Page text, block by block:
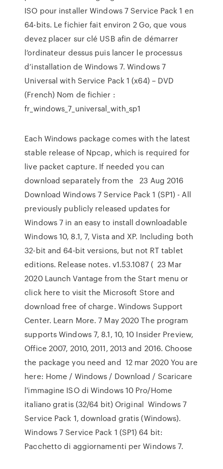
ISO pour installer Windows 7 Service Pack 1 en
64-bits. Le fichier fait environ 2 Go, que vous
devez placer sur clé USB afin de démarrer
l’ordinateur dessus puis lancer le processus
d’installation de Windows 7. Windows 7
Universal with Service Pack 1 (x64) – DVD
(French) Nom de fichier :
fr_windows_7_universal_with_sp1
Each Windows package comes with the latest
stable release of Npcap, which is required for
live packet capture. If needed you can
download separately from the 23 Aug 2016
Download Windows 7 Service Pack 1 (SP1) - All
previously publicly released updates for
Windows 7 in an easy to install downloadable
Windows 10, 8.1, 7, Vista and XP. Including both
32-bit and 64-bit versions, but not RT tablet
editions. Release notes. v1.53.1087 ( 23 Mar
2020 Launch Vantage from the Start menu or
click here to visit the Microsoft Store and
download free of charge. Windows Support
Center. Learn More. 7 May 2020 The program
supports Windows 7, 8.1, 10, 10 Insider Preview,
Office 2007, 2010, 2011, 2013 and 2016. Choose
the package you need and 12 mar 2020 You are
here: Home / Windows / Download / Scaricare
l'immagine ISO di Windows 10 Pro/Home
italiano gratis (32/64 bit) Original Windows 7
Service Pack 1, download gratis (Windows).
Windows 7 Service Pack 1 (SP1) 64 bit:
Pacchetto di aggiornamenti per Windows 7.